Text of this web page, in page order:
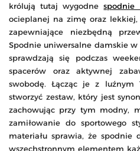
królują tutaj wygodnespodnie
ocieplanej na zimę oraz
zapewniające niezbędną
Spodnie uniwersalne damskie
sprawdzają się podczas
spacerów oraz aktywnej
swobodę. Łącząc je z luźnym
stworzyć zestaw, który jest
zachowując przy tym modny,
zamiłowanie do sportowego
materiału sprawia, że spodnie
wszechstronnym elementem